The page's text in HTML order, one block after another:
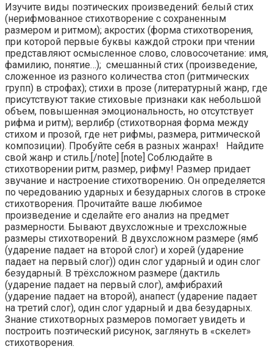
Изучите виды поэтических произведений: белый стих
(нерифмованное стихотворение с сохраненным
размером и ритмом); акростих (форма стихотворения,
при которой первые буквы каждой строки при чтении
представляют осмысленное слово, словосочетание: имя,
фамилию, понятие…); смешанный стих (произведение,
сложенное из разного количества стоп (ритмических
групп) в строфах); стихи в прозе (литературный жанр, где
присутствуют такие стиховые признаки как небольшой
объем, повышенная эмоциональность, но отсутствует
рифма и ритм); верлибр (стихотворная форма между
стихом и прозой, где нет рифмы, размера, ритмической
композиции). Пробуйте себя в разных жанрах! Найдите
свой жанр и стиль.[/note] [note] Соблюдайте в
стихотворении ритм, размер, рифму! Размер придает
звучание и настроение стихотворению. Он определяется
по чередованию ударных и безударных слогов в строке
стихотворения. Прочитайте ваше любимое
произведение и сделайте его анализ на предмет
размерности. Бывают двухсложные и трехсложные
размеры стихотворений. В двухсложном размере (ямб
(ударение падает на второй слог) и хорей (ударение
падает на первый слог)) один слог ударный и один слог
безударный. В трёхсложном размере (дактиль
(ударение падает на первый слог), амфибрахий
(ударение падает на второй), анапест (ударение падает
на третий слог), один слог ударный и два безударных.
Знание стихотворных размеров помогает увидеть и
построить поэтический рисунок, заглянуть в «скелет»
стихотворения.